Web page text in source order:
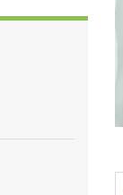
der